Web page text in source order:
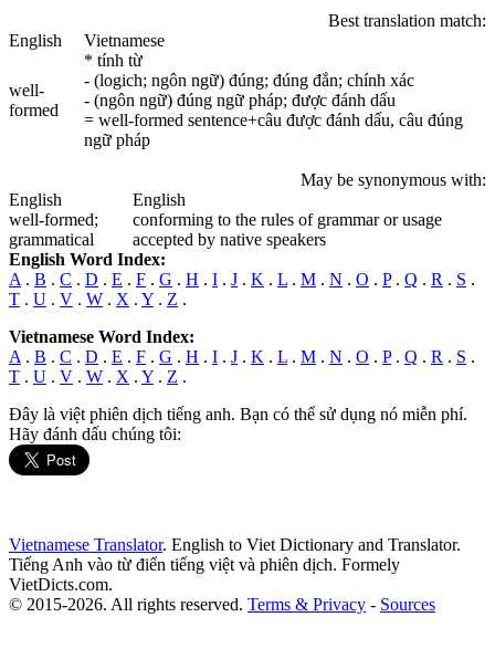
Best translation match:
English
Vietnamese
well-
formed
* tính từ
- (logich; ngôn ngữ) đúng; đúng đắn; chính xác
- (ngôn ngữ) đúng ngữ pháp; được đánh dấu
= well-formed sentence+câu được đánh dấu, câu đúng
ngữ pháp
May be synonymous with:
English
English
well-formed;
grammatical
conforming to the rules of grammar or usage
accepted by native speakers
English Word Index:
A . B . C . D . E . F . G . H . I . J . K . L . M . N . O . P. Q . R . S .
T . U . V . W . X . Y . Z .
Vietnamese Word Index:
A . B . C . D . E . F . G . H . I . J . K . L . M . N . O . P. Q . R . S .
T . U . V . W . X . Y . Z .
Đây là việt phiên dịch tiếng anh. Bạn có thể sử dụng nó miễn phí.
Hãy đánh dấu chúng tôi:
Vietnamese Translator. English to Viet Dictionary and Translator.
Tiếng Anh vào từ điển tiếng việt và phiên dịch. Formely
VietDicts.com.
© 2015-2026. All rights reserved. Terms & Privacy - Sources